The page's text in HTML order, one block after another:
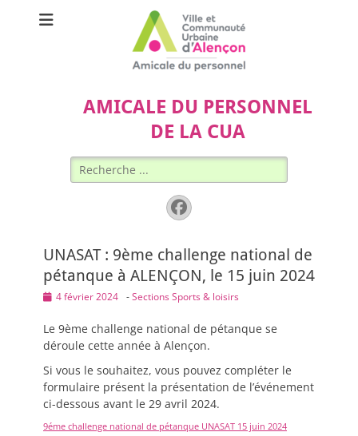
AMICALE DU PERSONNEL
DE LA CUA
Rechercher :
Facebook
UNASAT : 9ème challenge national de
pétanque à ALENÇON, le 15 juin 2024
Posted4 février 2024 -Sections Sports & loisirs
Le 9ème challenge national de pétanque se
déroule cette année à Alençon.
Si vous le souhaitez, vous pouvez compléter le
formulaire présent la présentation de l’événement
ci-dessous avant le 29 avril 2024.
9éme challenge national de pétanque UNASAT 15 juin 2024